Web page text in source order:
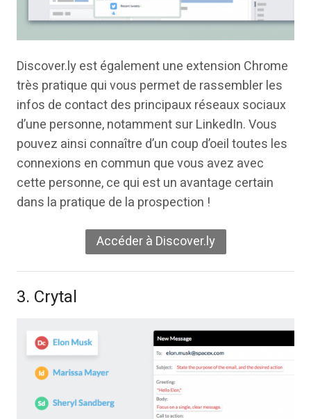
Discover.ly est également une extension Chrome
très pratique qui vous permet de rassembler les
infos de contact des principaux réseaux sociaux
d’une personne, notamment sur LinkedIn. Vous
pouvez ainsi connaître d’un coup d’oeil toutes les
connexions en commun que vous avez avec
cette personne, ce qui est un avantage certain
dans la pratique de la prospection !
Accéder à Discover.ly
3. Crytal